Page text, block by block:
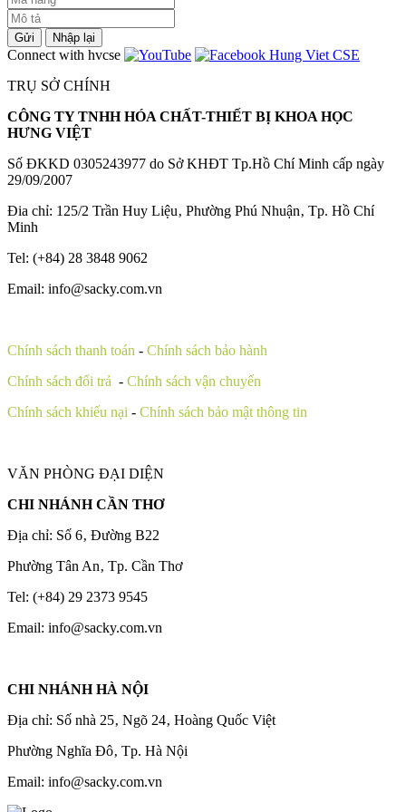
Gửi Nhập lại
Connect with hvcse
TRỤ SỞ CHÍNH
CÔNG TY TNHH HÓA CHẤT-THIẾT BỊ KHOA HỌC
HƯNG VIỆT
Số ĐKKD 0305243977 do Sở KHĐT Tp.Hồ Chí Minh cấp ngày
29/09/2007
Đia chỉ: 125/2 Trần Huy Liệu‚ Phường Phú Nhuận‚ Tp. Hồ Chí
Minh
Tel: (+84) 28 3848 9062
Email: info@sacky.com.vn
Chính sách thanh toán - Chính sách bảo hành
Chính sách đổi trả - Chính sách vận chuyển
Chính sách khiếu nại - Chính sách bảo mật thông tin
VĂN PHÒNG ĐẠI DIỆN
CHI NHÁNH CẦN THƠ
Địa chỉ: Số 6‚ Đường B22
Phường Tân An‚ Tp. Cần Thơ
Tel: (+84) 29 2373 9545
Email: info@sacky.com.vn
CHI NHÁNH HÀ NỘI
Địa chỉ: Số nhà 25‚ Ngõ 24‚ Hoàng Quốc Việt
Phường Nghĩa Đô‚ Tp. Hà Nội
Email: info@sacky.com.vn